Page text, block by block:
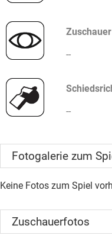
Zuschauer
--
--
Fotogalerie zum
Keine Fotos zum Spiel
Zuschauerfotos